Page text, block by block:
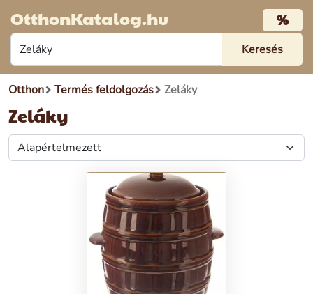
OtthonKatalog.hu %
Otthon Termés feldolgozás Zeláky
Zeláky